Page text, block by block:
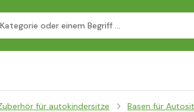
für autokindersitze Basen für